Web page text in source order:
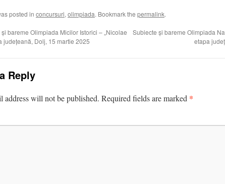
posted in concursuri, olimpiada. Bookmark the permalink.
bareme Olimpiada Micilor Istorici – „Nicolae
județeană, Dolj, 15 martie 2025
Subiecte și bareme Olimpiada
etapa
Reply
address will not be published. Required fields are marked *